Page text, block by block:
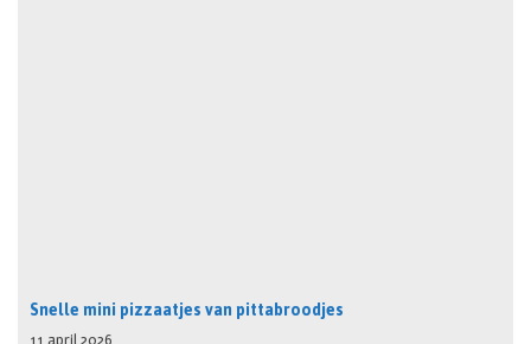
Snelle mini pizzaatjes van pittabroodjes
11 april 2026